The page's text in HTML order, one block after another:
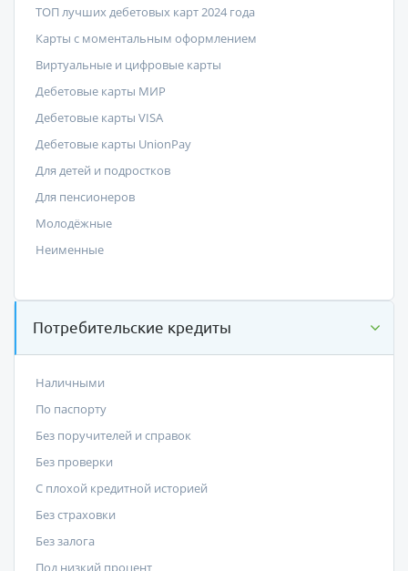
ТОП лучших дебетовых карт 2024 года
Карты с моментальным оформлением
Виртуальные и цифровые карты
Дебетовые карты МИР
Дебетовые карты VISA
Дебетовые карты UnionPay
Для детей и подростков
Для пенсионеров
Молодёжные
Неименные
Потребительские кредиты
Наличными
По паспорту
Без поручителей и справок
Без проверки
С плохой кредитной историей
Без страховки
Без залога
Под низкий процент